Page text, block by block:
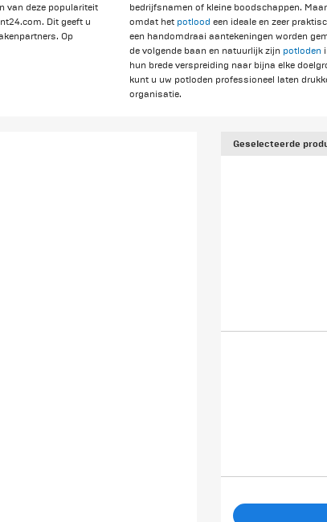
van deze populariteit
Dit geeft u
Op
bedrijfsnamen of kleine boodschappen.
omdat het potlood een ideale en zeer
een handomdraai aantekeningen worden
de volgende baan en natuurlijk zijn potloden
hun brede verspreiding naar bijna elke
kunt u uw potloden professioneel laten
organisatie.
Geselecteerde